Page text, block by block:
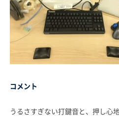
コメント
うるさすぎない打鍵音と、押し心